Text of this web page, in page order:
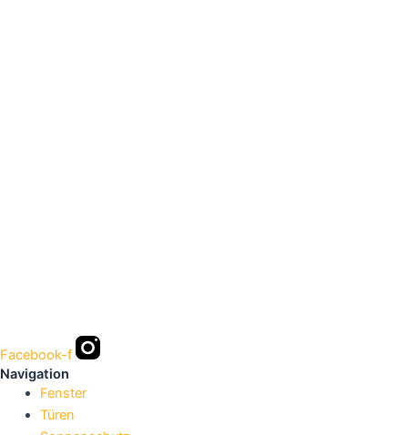
Facebook-f
Navigation
Fenster
Türen